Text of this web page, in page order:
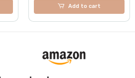
Add to cart